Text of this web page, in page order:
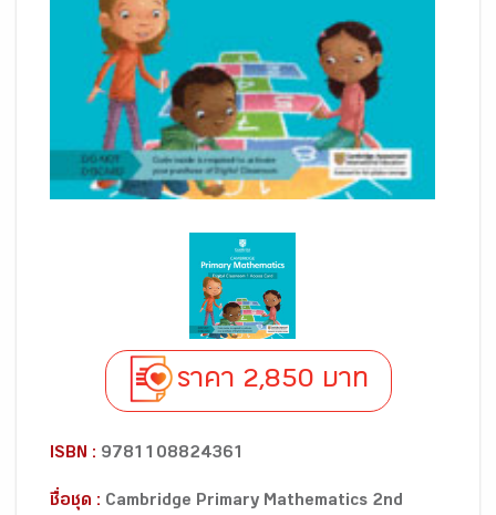
ราคา 2,850 บาท
ISBN : 9781108824361
ชื่อชุด :